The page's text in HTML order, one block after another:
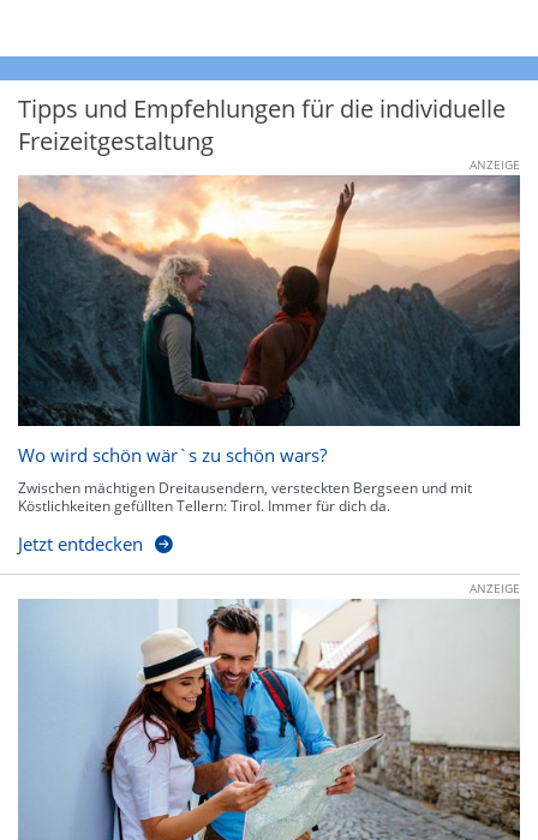
Tipps und Empfehlungen für die individuelle
Freizeitgestaltung
ANZEIGE
Wo wird schön wär`s zu schön wars?
Zwischen mächtigen Dreitausendern, versteckten Bergseen und mit
Köstlichkeiten gefüllten Tellern: Tirol. Immer für dich da.
Jetzt entdecken
ANZEIGE